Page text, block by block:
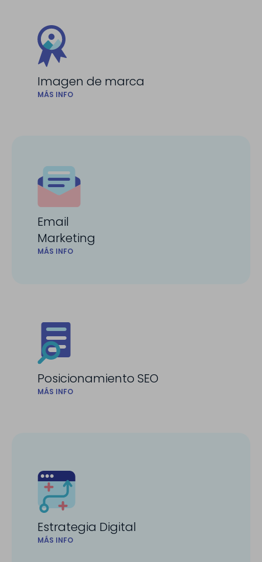
Imagen de marca
MÁS INFO
Email
Marketing
MÁS INFO
Posicionamiento SEO
MÁS INFO
Estrategia Digital
MÁS INFO